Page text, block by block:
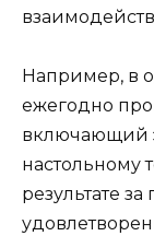
Например, в
ежегодно
включающий
настольному
результате